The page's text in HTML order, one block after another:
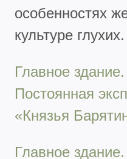
особенностях
культуре глухих.
Главное
Постоянная
«Князья
Главное